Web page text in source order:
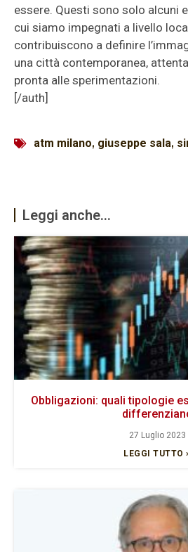
essere. Questi sono solo alcuni
cui siamo impegnati a livello
contribuiscono a definire
una città contemporanea,
pronta alle sperimentazioni.
[/auth]
atm milano, giuseppe sala,
Leggi anche...
Obbligazioni: quali tipologie
27 Luglio 2023
LEGGI TUTTO